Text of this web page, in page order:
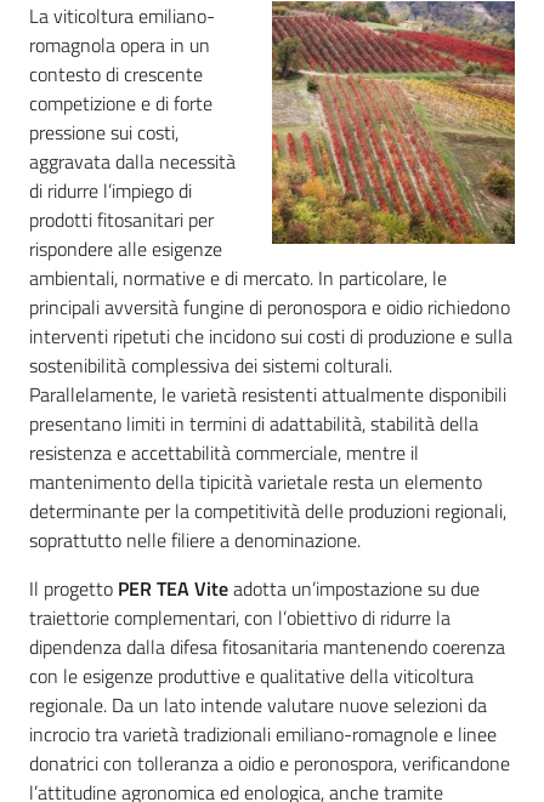
Seguici
su
La viticoltura emiliano-
romagnola opera in un
contesto di crescente
competizione e di forte
pressione sui costi,
aggravata dalla necessità
di ridurre l’impiego di
prodotti fitosanitari per
rispondere alle esigenze
ambientali, normative e di mercato. In particolare, le
principali avversità fungine di peronospora e oidio richiedono
interventi ripetuti che incidono sui costi di produzione e sulla
sostenibilità complessiva dei sistemi colturali.
Parallelamente, le varietà resistenti attualmente disponibili
presentano limiti in termini di adattabilità, stabilità della
resistenza e accettabilità commerciale, mentre il
mantenimento della tipicità varietale resta un elemento
determinante per la competitività delle produzioni regionali,
soprattutto nelle filiere a denominazione.
Il progetto PER TEA Viteadotta un’impostazione su due
traiettorie complementari, con l’obiettivo di ridurre la
dipendenza dalla difesa fitosanitaria mantenendo coerenza
con le esigenze produttive e qualitative della viticoltura
regionale. Da un lato intende valutare nuove selezioni da
incrocio tra varietà tradizionali emiliano-romagnole e linee
donatrici con tolleranza a oidio e peronospora, verificandone
l’attitudine agronomica ed enologica, anche tramite